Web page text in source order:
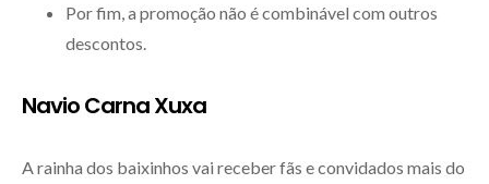
Por fim, a promoção não é combinável com outros
descontos.
Navio Carna Xuxa
A rainha dos baixinhos vai receber fãs e convidados mais do